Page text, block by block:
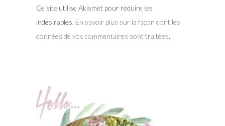
Ce site utilise Akismet pour réduire les
indésirables. En savoir plus sur la façon dont les
données de vos commentaires sont traitées.